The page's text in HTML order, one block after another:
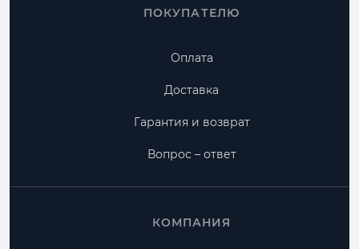
ПОКУПАТЕЛЮ
Оплата
Доставка
Гарантия и возврат
Вопрос – ответ
КОМПАНИЯ